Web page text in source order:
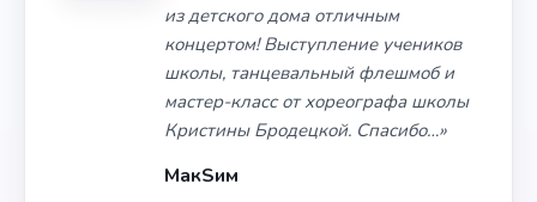
из детского дома отличным
концертом! Выступление учеников
школы, танцевальный флешмоб и
мастер-класс от хореографа школы
Кристины Бродецкой. Спасибо…»
МакSим